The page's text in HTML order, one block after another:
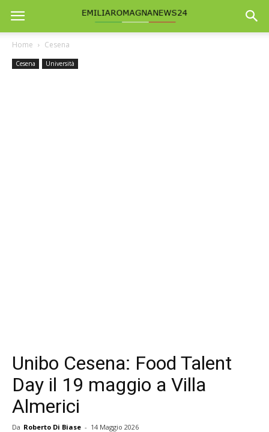
Home Cesena
Cesena Università
Unibo Cesena: Food Talent
Day il 19 maggio a Villa
Almerici
Da Roberto Di Biase - 14 Maggio 2026